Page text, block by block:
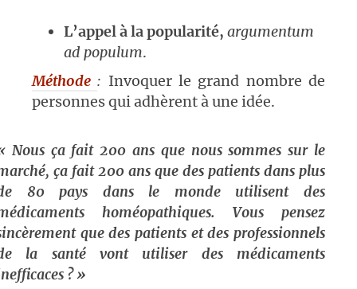
L’appel à la popularité, argumentum
ad populum.
Méthode: Invoquer le grand nombre de
personnes qui adhèrent à une idée.
Nous ça fait 200 ans que nous sommes sur le
ça fait 200 ans que des patients dans plus
80 pays dans le monde utilisent des
homéopathiques. Vous pensez
que des patients et des professionnels
la santé vont utiliser des médicaments
? »